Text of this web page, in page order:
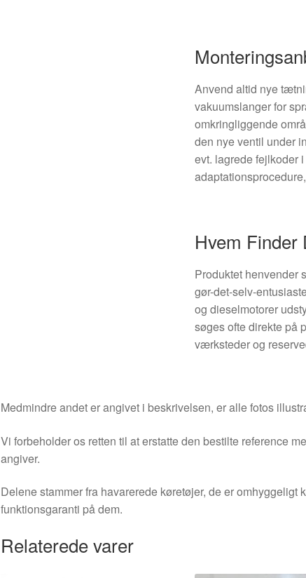
Anvend altid nye
vakuumslanger for
omkringliggende
den nye ventil under
evt. lagrede fejlkoder
Hvem Finder
Produktet henvender
gør-det-selv-
og dieselmotorer
søges ofte direkte på
værksteder og
Medmindre andet er angivet i beskrivelsen, er alle fotos
Vi forbeholder os retten til at erstatte den bestilte reference
angiver.
Delene stammer fra havarerede køretøjer, de er omhyggeligt
funktionsgaranti på dem.
Relaterede varer